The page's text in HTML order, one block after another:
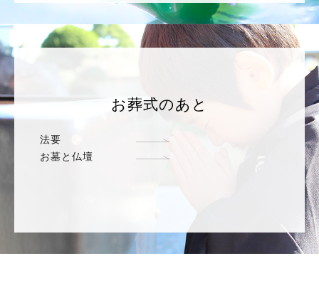
お葬式のあと
法要
お墓と仏壇